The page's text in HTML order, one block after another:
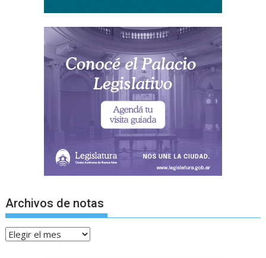
Archivos de notas
Archivos